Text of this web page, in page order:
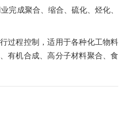
完成聚合、缩合、硫化、烃化、
过程控制，适用于各种化工物料
有机合成、高分子材料聚合、食